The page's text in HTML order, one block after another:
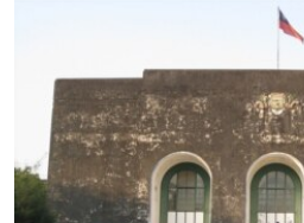
ရန်
ပင်မ
အစ္စရေး-ပါလက်စတိုင်း
အင်္ဂလိပ်စာလေ့လာမယ်
အမေရိကန်သုံးအီဒီယံ
မကြေးမုံရဲ့ အင်္ဂလိပ်စာ
ရုပ်ရှင်ထဲက အင်္ဂလိပ်စာ
အပတ်စဉ်ကဏ္ဍများ
ရေဒီယို
တီဗွီ
ရေဒီယိုနှင့်ရုပ်သံ အချက်အလက်များ
ရေဒီယို/တီဗွီအစီအစဉ်